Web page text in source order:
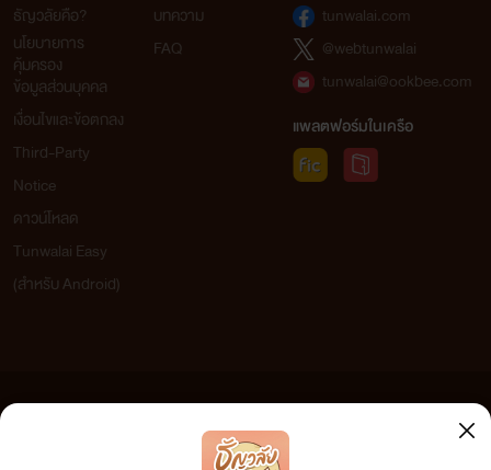
ธัญวลัยคือ?
นโยบายการ
คุ้มครอง
ข้อมูลส่วนบุคคล
เงื่อนไขและข้อตกลง
Third-Party
Notice
ดาวน์โหลด
Tunwalai Easy
(สำหรับ Android)
บทความ
FAQ
tunwalai.com
@webtunwalai
tunwalai@ookbee.com
แพลตฟอร์มในเครือ
เว็บไซต์แห่งนี้ไม่ได้เห็นด้วยและไม่ขอรับผิดชอบต่อข้อความใดๆ ทั้งสิ้น ดังนั้นผู้อ่านทุกท่านโปรดใช้
วิจารณญาณในการกลั่นกรองด้วยตนเอง และหากท่านพบข้อความใดๆ ที่ขัดต่อกฎหมายและศีลธรรม